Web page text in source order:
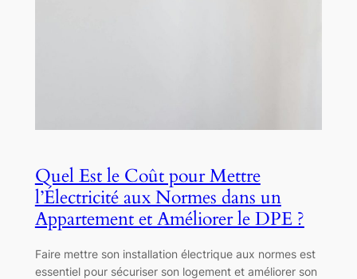
Quel Est le Coût pour Mettre
l’Électricité aux Normes dans un
Appartement et Améliorer le DPE ?
Faire mettre son installation électrique aux normes est
essentiel pour sécuriser son logement et améliorer son